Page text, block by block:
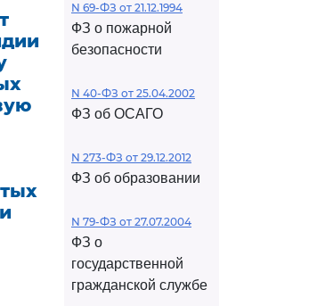
N 69-ФЗ от 21.12.1994
ФЗ о пожарной
безопасности
N 40-ФЗ от 25.04.2002
ФЗ об ОСАГО
N 273-ФЗ от 29.12.2012
ФЗ об образовании
N 79-ФЗ от 27.07.2004
ФЗ о
государственной
гражданской службе